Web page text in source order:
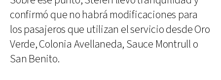
confirmó que no habrá modificaciones para
los pasajeros que utilizan el servicio desde Oro
Verde, Colonia Avellaneda, Sauce Montrull o
San Benito.